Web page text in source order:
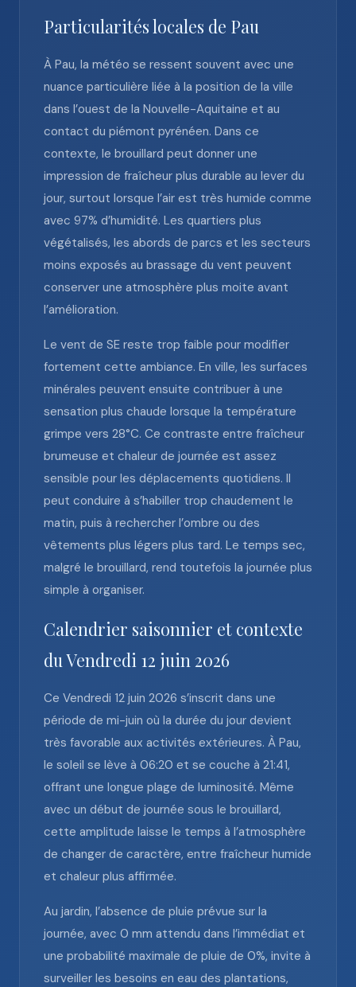
Particularités locales de Pau
À Pau, la météo se ressent souvent avec une
nuance particulière liée à la position de la ville
dans l’ouest de la Nouvelle-Aquitaine et au
contact du piémont pyrénéen. Dans ce
contexte, le brouillard peut donner une
impression de fraîcheur plus durable au lever du
jour, surtout lorsque l’air est très humide comme
avec 97% d’humidité. Les quartiers plus
végétalisés, les abords de parcs et les secteurs
moins exposés au brassage du vent peuvent
conserver une atmosphère plus moite avant
l’amélioration.
Le vent de SE reste trop faible pour modifier
fortement cette ambiance. En ville, les surfaces
minérales peuvent ensuite contribuer à une
sensation plus chaude lorsque la température
grimpe vers 28°C. Ce contraste entre fraîcheur
brumeuse et chaleur de journée est assez
sensible pour les déplacements quotidiens. Il
peut conduire à s’habiller trop chaudement le
matin, puis à rechercher l’ombre ou des
vêtements plus légers plus tard. Le temps sec,
malgré le brouillard, rend toutefois la journée plus
simple à organiser.
Calendrier saisonnier et contexte
du Vendredi 12 juin 2026
Ce Vendredi 12 juin 2026 s’inscrit dans une
période de mi-juin où la durée du jour devient
très favorable aux activités extérieures. À Pau,
le soleil se lève à 06:20 et se couche à 21:41,
offrant une longue plage de luminosité. Même
avec un début de journée sous le brouillard,
cette amplitude laisse le temps à l’atmosphère
de changer de caractère, entre fraîcheur humide
et chaleur plus affirmée.
Au jardin, l’absence de pluie prévue sur la
journée, avec 0 mm attendu dans l’immédiat et
une probabilité maximale de pluie de 0%, invite à
surveiller les besoins en eau des plantations,